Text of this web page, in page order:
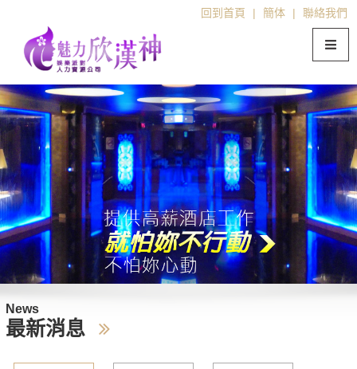
回到首頁 | 簡体 | 聯絡我們
News
最新消息